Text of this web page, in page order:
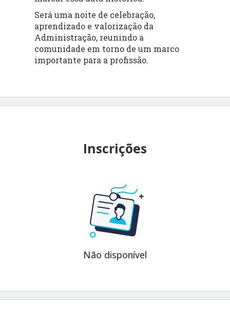
Será uma noite de celebração,
aprendizado e valorização da
Administração, reunindo a
comunidade em torno de um marco
importante para a profissão.
Inscrições
Não disponível